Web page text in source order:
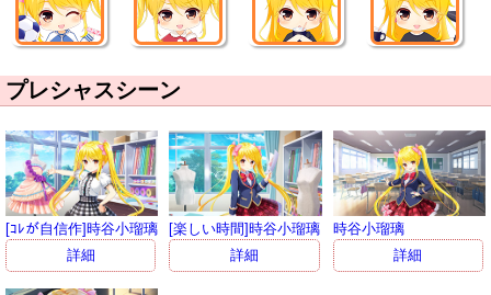
プレシャスシーン
[ｺﾚが自信作]時谷小瑠璃
詳細
[楽しい時間]時谷小瑠璃
詳細
時谷小瑠璃
詳細